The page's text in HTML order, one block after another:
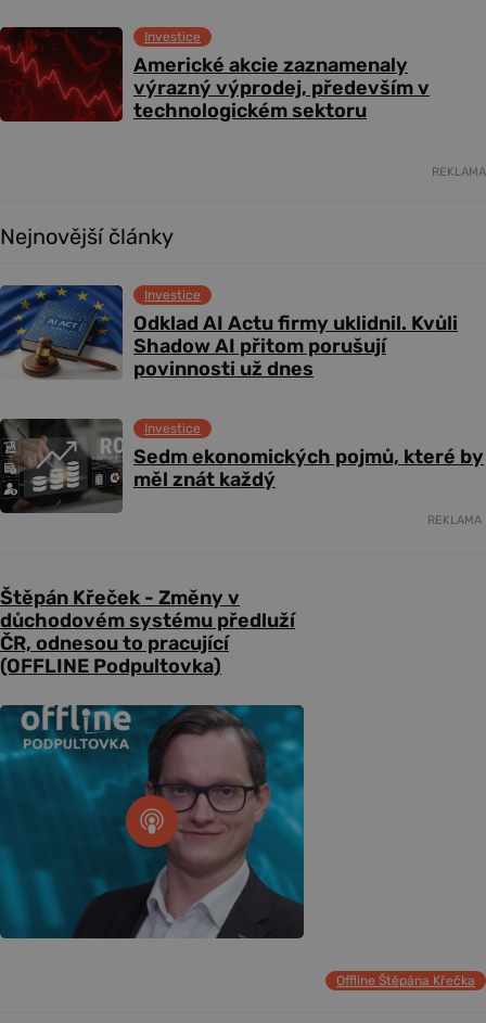
Americké akcie zaznamenaly
výrazný výprodej, především v
technologickém sektoru
Investice
REKLAMA
Nejnovější články
Odklad AI Actu firmy uklidnil. Kvůli
Shadow AI přitom porušují
povinnosti už dnes
Investice
Sedm ekonomických pojmů, které by
měl znát každý
Investice
REKLAMA
Štěpán Křeček - Změny v
důchodovém systému předluží
ČR, odnesou to pracující
(OFFLINE Podpultovka)
Offline Štěpána Křečka